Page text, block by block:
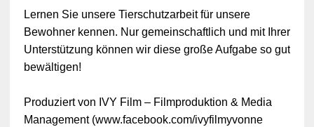
Lernen Sie unsere Tierschutzarbeit für unsere
Bewohner kennen. Nur gemeinschaftlich und mit Ihrer
Unterstützung können wir diese große Aufgabe so gut
bewältigen!
Produziert von IVY Film – Filmproduktion & Media
Management (www.facebook.com/ivyfilmyvonne